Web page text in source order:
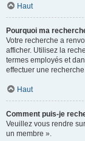
Haut
Pourquoi ma
Votre recherche a
afficher. Utilisez la
termes employés et
effectuer une
Haut
Comment puis-je
Veuillez vous rendre
un membre ».